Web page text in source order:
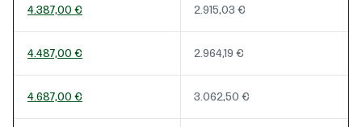
4.387,00 € 2.915,03 €
4.487,00 € 2.964,19 €
4.687,00 € 3.062,50 €